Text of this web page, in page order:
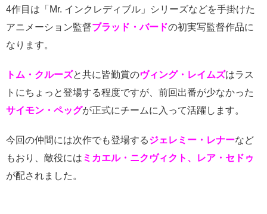
/home/cityli
ght31/head
-
4作目は「Mr. インクレディブル」シリーズなどを手掛けた
アニメーション監督ブラッド・バードの初実写監督作品に
なります。
トム・クルーズと共に皆勤賞のヴィング・レイムズはラス
トにちょっと登場する程度ですが、前回出番が少なかった
サイモン・ペッグが正式にチームに入って活躍します。
今回の仲間には次作でも登場するジェレミー・レナーなど
もおり、敵役には ミカエル・ニクヴィクト、レア・セドゥ
が配されました。